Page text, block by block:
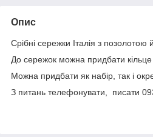
Опис
Срібні сережки Італія з позолотою
До сережок можна придбати кільце
Можна придбати як набір, так і
З питань телефонувати, писати